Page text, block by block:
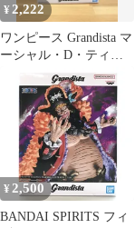
¥ 2,222
ワンピース Grandista マ
ーシャル・D・ティー
チ 黒ひげ
¥ 2,500
BANDAI SPIRITS フィ